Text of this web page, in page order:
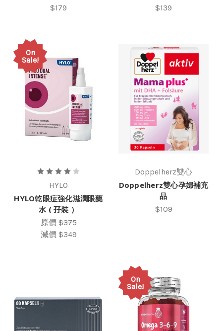
$179 $139
On
Sale!
HYLO
HYLO乾眼症強化滋潤眼藥
水 ( 孖裝 ）
原價$375
減價 $349
Doppelherz雙心
Doppelherz雙心孕婦補充
品
$109
On
Sale!